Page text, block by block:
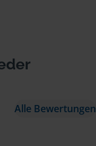
Alle Bewertungen